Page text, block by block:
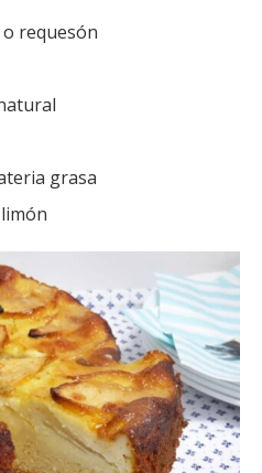
requesón
grasa